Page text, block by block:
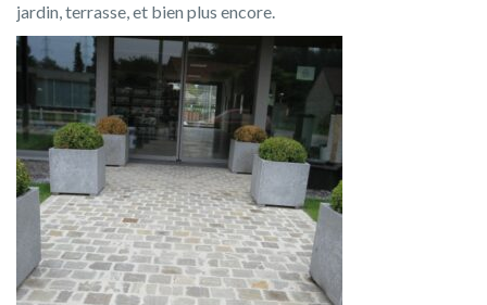
jardin, terrasse, et bien plus encore.